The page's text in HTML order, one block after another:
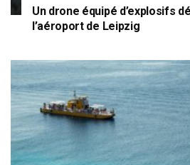
Un drone équipé d’explosifs
l’aéroport de Leipzig